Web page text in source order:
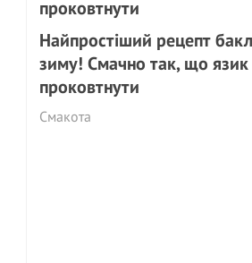
Найпростіший рецепт
зиму! Смачно так, що
проковтнути
Смакота